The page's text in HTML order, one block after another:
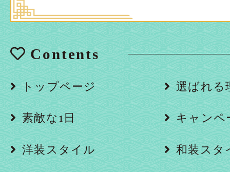
Contents
トップページ 選ばれる
素敵な1日 キャンペ
洋装スタイル 和装スタ